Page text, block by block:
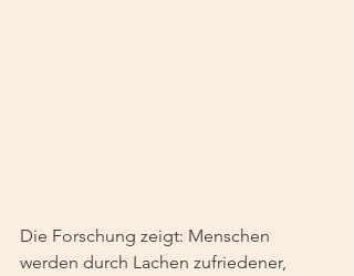
Die Forschung zeigt: Menschen
werden durch Lachen zufriedener,